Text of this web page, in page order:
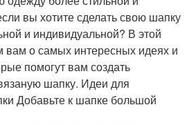
вы хотите сделать свою шапку
и индивидуальной? В этой
вам о самых интересных идеях и
помогут вам создать
шапку. Идеи для
Добавьте к шапке большой